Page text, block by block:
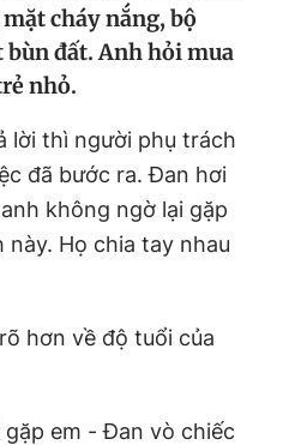
Liên hệ quảng cáo
thoại
cháy nắng, bộ
bùn đất. Anh hỏi mua
nhỏ.
lời thì người phụ trách
đã bước ra. Đan hơi
không ngờ lại gặp
Họ chia tay nhau
hơn về độ tuổi của
em - Đan vò chiếc